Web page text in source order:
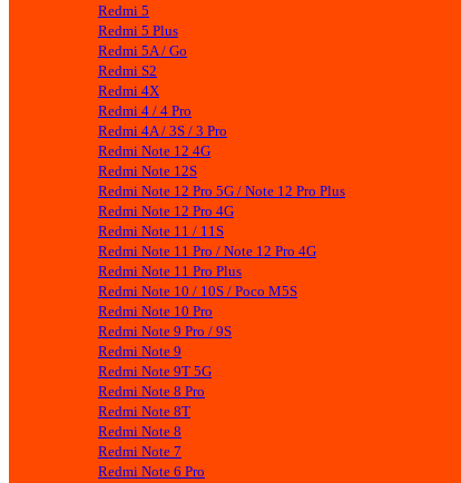
Redmi 5
Redmi 5 Plus
Redmi 5A / Go
Redmi S2
Redmi 4X
Redmi 4 / 4 Pro
Redmi 4A / 3S / 3 Pro
Redmi Note 12 4G
Redmi Note 12S
Redmi Note 12 Pro 5G / Note 12 Pro Plus
Redmi Note 12 Pro 4G
Redmi Note 11 / 11S
Redmi Note 11 Pro / Note 12 Pro 4G
Redmi Note 11 Pro Plus
Redmi Note 10 / 10S / Poco M5S
Redmi Note 10 Pro
Redmi Note 9 Pro / 9S
Redmi Note 9
Redmi Note 9T 5G
Redmi Note 8 Pro
Redmi Note 8T
Redmi Note 8
Redmi Note 7
Redmi Note 6 Pro